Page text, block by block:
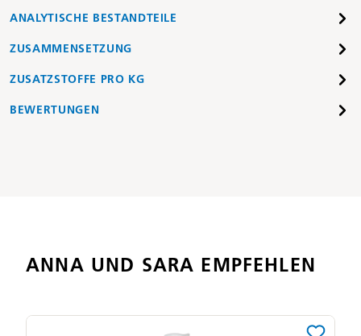
ANALYTISCHE BESTANDTEILE
ZUSAMMENSETZUNG
ZUSATZSTOFFE PRO KG
BEWERTUNGEN
Produktgalerie überspringen
ANNA UND SARA EMPFEHLEN